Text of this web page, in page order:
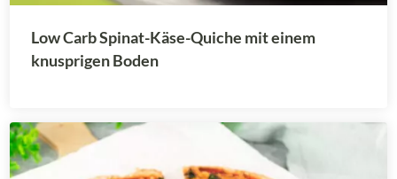
Low Carb Spinat-Käse-Quiche mit einem
knusprigen Boden